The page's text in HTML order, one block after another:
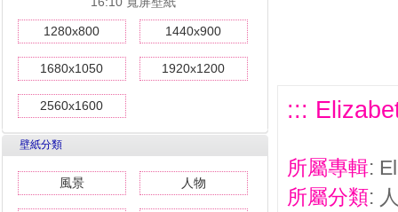
1280x800 1440x900
1680x1050 1920x1200
2560x1600
壁紙分類
風景 人物
:::
所屬專輯:
所屬分類: